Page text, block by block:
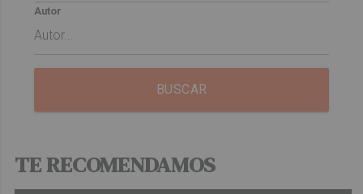
Autor
BUSCAR
TE RECOMENDAMOS